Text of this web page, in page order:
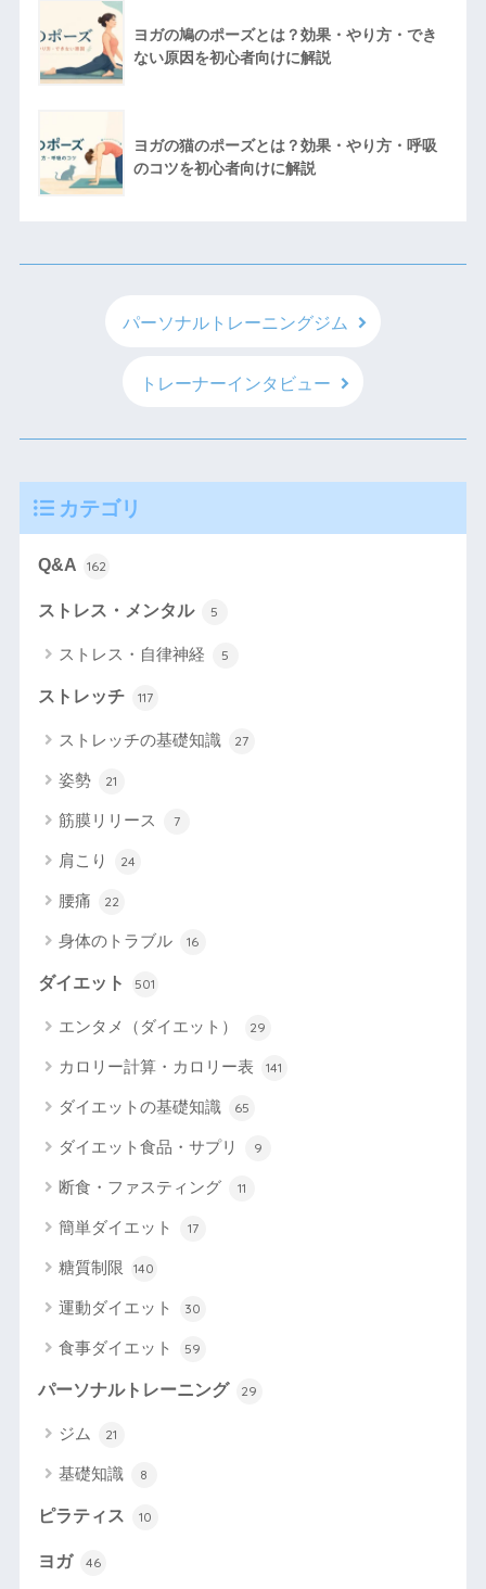
ヨガの鳩のポーズとは？効果・やり方・でき
ない原因を初心者向けに解説
ヨガの猫のポーズとは？効果・やり方・呼吸
のコツを初心者向けに解説
パーソナルトレーニングジム
トレーナーインタビュー
カテゴリ
Q&A 162
ストレス・メンタル 5
ストレス・自律神経 5
ストレッチ 117
ストレッチの基礎知識 27
姿勢 21
筋膜リリース 7
肩こり 24
腰痛 22
身体のトラブル 16
ダイエット 501
エンタメ（ダイエット） 29
カロリー計算・カロリー表 141
ダイエットの基礎知識 65
ダイエット食品・サプリ 9
断食・ファスティング 11
簡単ダイエット 17
糖質制限 140
運動ダイエット 30
食事ダイエット 59
パーソナルトレーニング 29
ジム 21
基礎知識 8
ピラティス 10
ヨガ 46